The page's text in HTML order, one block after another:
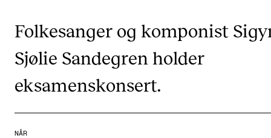
Utveksling
Internasjonal strategi
Samarbeidsprosjekter
Folkesanger og komponist
Sjølie Sandegren holder
eksamenskonsert.
NÅR